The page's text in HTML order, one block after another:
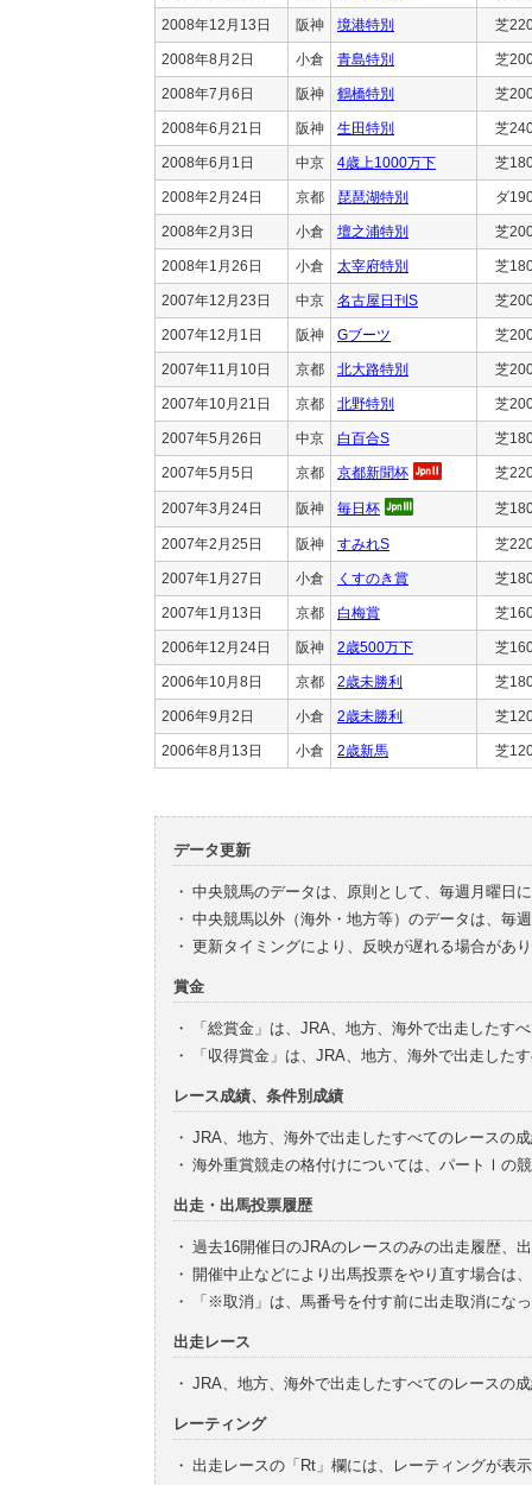
2008年12月13日 阪神 境港特別 芝
2008年8月2日 小倉 青島特別 芝
2008年7月6日 阪神 鶴橋特別 芝
2008年6月21日 阪神 生田特別 芝
2008年6月1日 中京 4歳上1000万下 芝
2008年2月24日 京都 琵琶湖特別 ダ
2008年2月3日 小倉 壇之浦特別 芝
2008年1月26日 小倉 太宰府特別 芝
2007年12月23日 中京 名古屋日刊S 芝
2007年12月1日 阪神 Gブーツ 芝
2007年11月10日 京都 北大路特別 芝
2007年10月21日 京都 北野特別 芝
2007年5月26日 中京 白百合S 芝
2007年5月5日 京都 京都新聞杯 芝
2007年3月24日 阪神 毎日杯 芝
2007年2月25日 阪神 すみれS 芝
2007年1月27日 小倉 くすのき賞 芝
2007年1月13日 京都 白梅賞 芝
2006年12月24日 阪神 2歳500万下 芝
2006年10月8日 京都 2歳未勝利 芝
2006年9月2日 小倉 2歳未勝利 芝
2006年8月13日 小倉 2歳新馬 芝
データ更新
・ 中央競馬のデータは、原則として、毎週月曜日
・ 中央競馬以外（海外・地方等）のデータは、毎
・ 更新タイミングにより、反映が遅れる場合があ
賞金
・
「総賞金」は、JRA、地方、海外で出走したす
・
「収得賞金」は、JRA、地方、海外で出走した
レース成績、条件別成績
・ JRA、地方、海外で出走したすべてのレースの
・ 海外重賞競走の格付けについては、パートⅠの
出走・出馬投票履歴
・ 過去16開催日のJRAのレースのみの出走履歴、
・ 開催中止などにより出馬投票をやり直す場合は
・
「※取消」は、馬番号を付す前に出走取消にな
出走レース
・ JRA、地方、海外で出走したすべてのレースの
レーティング
・ 出走レースの「Rt」欄には、レーティングが表